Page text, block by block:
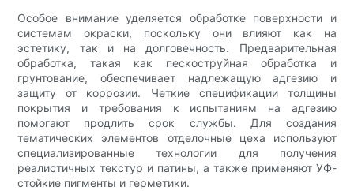
Особое внимание уделяется обработке поверхности и
системам окраски, поскольку они влияют как на
эстетику, так и на долговечность. Предварительная
обработка, такая как пескоструйная обработка и
грунтование, обеспечивает надлежащую адгезию и
защиту от коррозии. Четкие спецификации толщины
покрытия и требования к испытаниям на адгезию
помогают продлить срок службы. Для создания
тематических элементов отделочные цеха используют
специализированные технологии для получения
реалистичных текстур и патины, а также применяют УФ-
стойкие пигменты и герметики.